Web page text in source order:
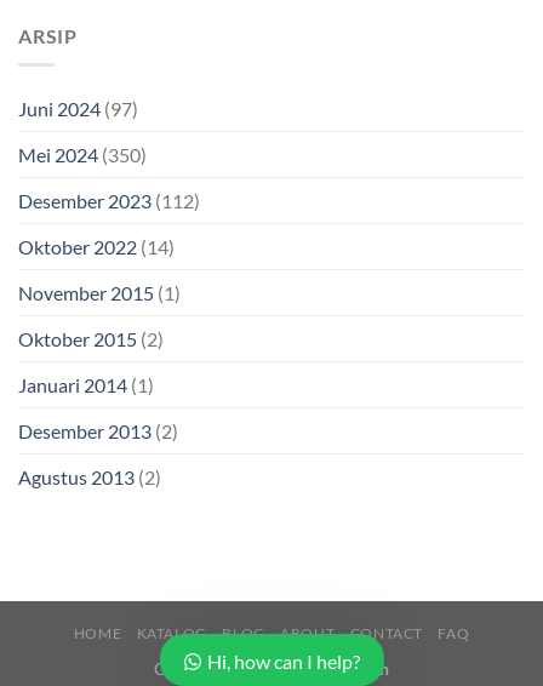
ARSIP
Juni 2024 (97)
Mei 2024 (350)
Desember 2023 (112)
Oktober 2022 (14)
November 2015 (1)
Oktober 2015 (2)
Januari 2014 (1)
Desember 2013 (2)
Agustus 2013 (2)
HOME KATALOG BLOG ABOUT CONTACT FAQ
Copyright 2026 ©Buana Beton
Hi, how can I help?